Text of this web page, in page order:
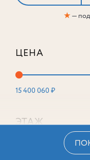
★—
ЦЕНА
15 400 060 ₽
ЭТАЖ